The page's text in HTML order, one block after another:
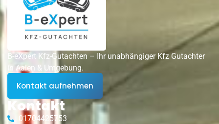
B-eXpert Kfz-Gutachten – Ihr unabhängiger Kfz Gutachter
in Aalen & Umgebung.
Kontakt aufnehmen
Kontakt
01704425753